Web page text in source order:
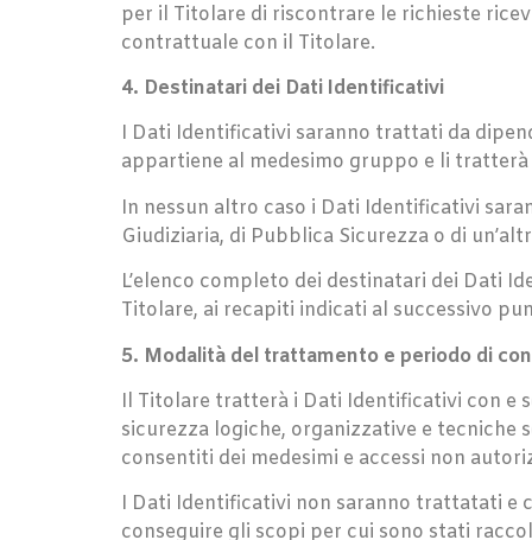
per il Titolare di riscontrare le richieste
contrattuale con il Titolare.
4. Destinatari dei Dati Identificativi
I Dati Identificativi saranno trattati da
appartiene al medesimo gruppo e li
In nessun altro caso i Dati Identificativi
Giudiziaria, di Pubblica Sicurezza o di
L’elenco completo dei destinatari dei Dati
Titolare, ai recapiti indicati al successivo
5. Modalità del trattamento e periodo di
Il Titolare tratterà i Dati Identificativi con e
sicurezza logiche, organizzative e
consentiti dei medesimi e accessi non
I Dati Identificativi non saranno trattatati e
conseguire gli scopi per cui sono stati